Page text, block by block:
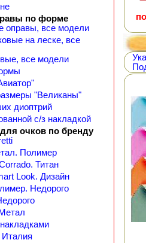
по форме
оправы, все модели
на леске, все
все модели
"Великаны"
диоптрий
с/з накладкой
очков по бренду
Полимер
Титан
Look. Дизайн
Недорого
Италия